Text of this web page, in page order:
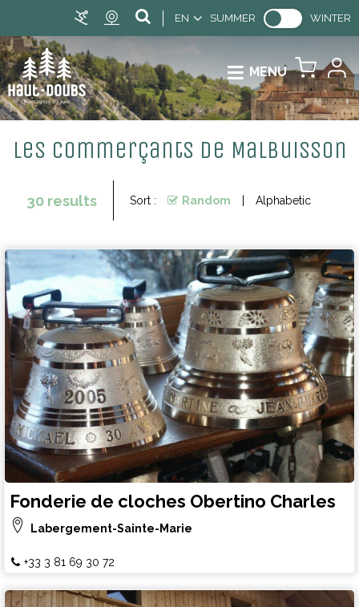
EN SUMMER WINTER
MENU
Les commerçants de Malbuisson
30results Sort : Random Alphabetic
Fonderie de cloches Obertino Charles
Labergement-Sainte-Marie
+33 3 81 69 30 72